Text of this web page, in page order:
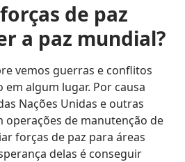
de paz
a paz mundial?
vemos guerras e conflitos
algum lugar. Por causa
Nações Unidas e outras
operações de manutenção de
forças de paz para áreas
delas é conseguir